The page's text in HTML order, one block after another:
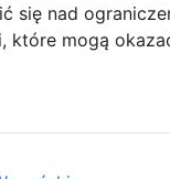
się nad
które mogą